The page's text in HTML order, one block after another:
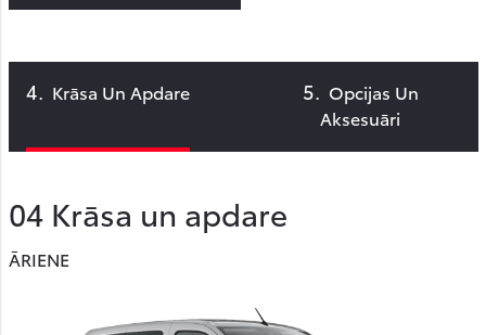
Krāsa Un Apdare
Opcijas Un
Aksesuāri
04Krāsa un apdare
ĀRIENE